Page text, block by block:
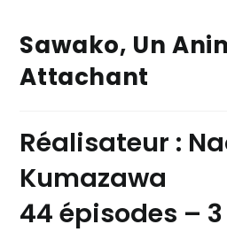
Sawako, Un
Attachant
Réalisateur :
Kumazawa
44 épisodes –